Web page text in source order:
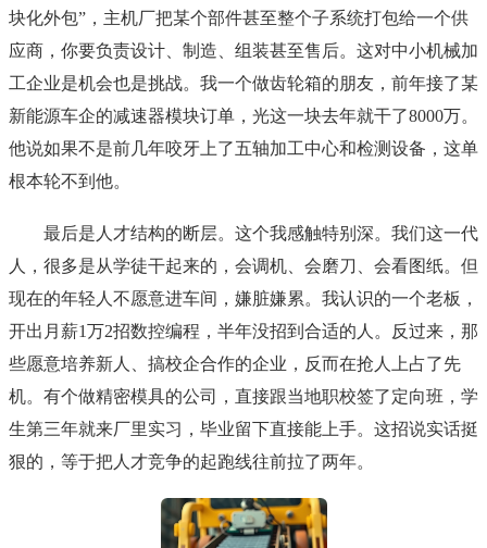
块化外包”，主机厂把某个部件甚至整个子系统打包给一个供
应商，你要负责设计、制造、组装甚至售后。这对中小机械加
工企业是机会也是挑战。我一个做齿轮箱的朋友，前年接了某
新能源车企的减速器模块订单，光这一块去年就干了8000万。
他说如果不是前几年咬牙上了五轴加工中心和检测设备，这单
根本轮不到他。
最后是人才结构的断层。这个我感触特别深。我们这一代
人，很多是从学徒干起来的，会调机、会磨刀、会看图纸。但
现在的年轻人不愿意进车间，嫌脏嫌累。我认识的一个老板，
开出月薪1万2招数控编程，半年没招到合适的人。反过来，那
些愿意培养新人、搞校企合作的企业，反而在抢人上占了先
机。有个做精密模具的公司，直接跟当地职校签了定向班，学
生第三年就来厂里实习，毕业留下直接能上手。这招说实话挺
狠的，等于把人才竞争的起跑线往前拉了两年。